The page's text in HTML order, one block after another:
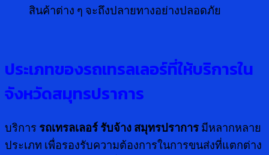
สินค้าต่าง ๆ จะถึงปลายทางอย่างปลอดภัย
ประเภทของรถเทรลเลอร์ที่ให้บริการใน
จังหวัดสมุทรปราการ
บริการ รถเทรลเลอร์ รับจ้าง สมุทรปราการ มีหลากหลาย
ประเภท เพื่อรองรับความต้องการในการขนส่งที่แตกต่าง